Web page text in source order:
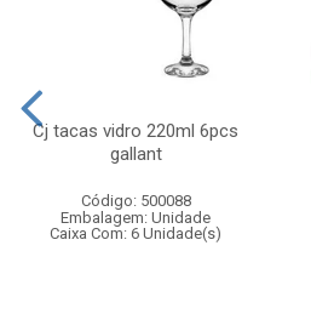
Cj tacas vidro 220ml 6pcs
gallant
Código: 500088
Embalagem: Unidade
Caixa Com: 6 Unidade(s)